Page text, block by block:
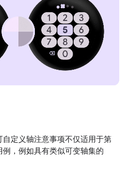
定义轴注意事项不仅适用于第
，例如具有类似可变轴集的